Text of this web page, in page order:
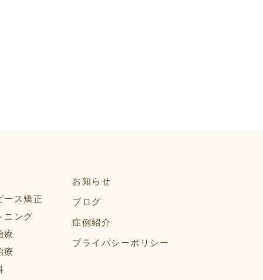
ース矯正
ニング
療
療
お知らせ
ブログ
症例紹介
プライバシーポリシー